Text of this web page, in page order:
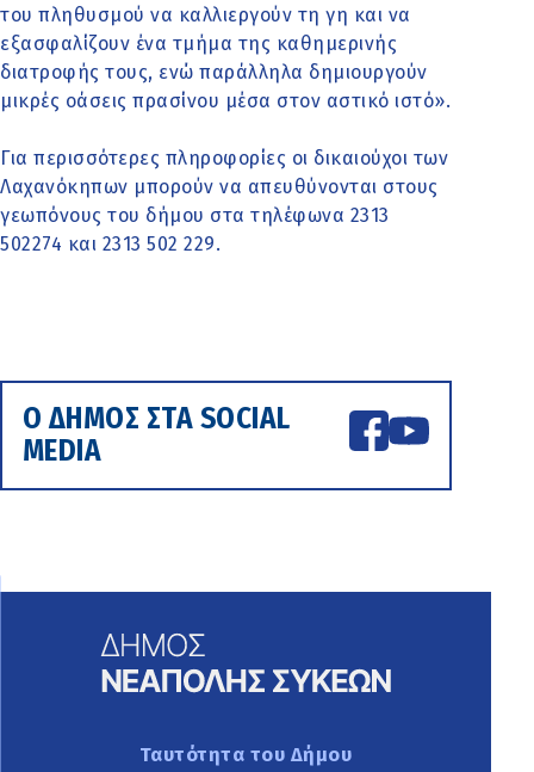
του πληθυσμού να καλλιεργούν τη γη και να
εξασφαλίζουν ένα τμήμα της καθημερινής
διατροφής τους, ενώ παράλληλα δημιουργούν
μικρές οάσεις πρασίνου μέσα στον αστικό ιστό».
Για περισσότερες πληροφορίες οι δικαιούχοι των
Λαχανόκηπων μπορούν να απευθύνονται στους
γεωπόνους του δήμου στα τηλέφωνα 2313
502274 και 2313 502 229.
Ο ΔΗΜΟΣ ΣΤΑ SOCIAL
MEDIA
Ταυτότητα του Δήμου